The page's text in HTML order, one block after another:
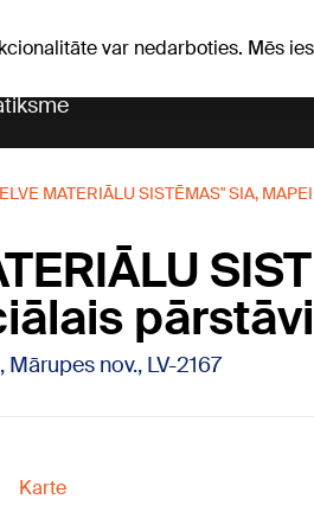
var nedarboties. Mēs
MATERIĀLU SISTĒMAS" SIA,
nov., LV-2167
Karte